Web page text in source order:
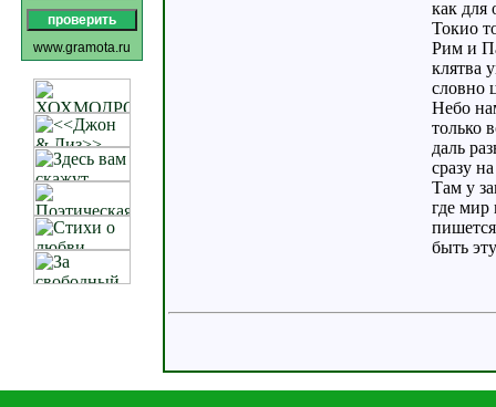
www.gramota.ru
как для
Токио
Рим и
клятва
словно
Небо
только
даль
сразу
Там у
где мир
быть